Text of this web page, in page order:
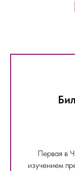
Первая в
изучением